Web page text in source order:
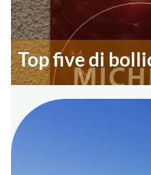
Top five di